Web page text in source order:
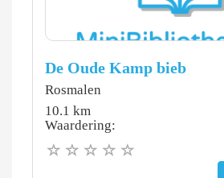
De Oude Kamp bieb
Rosmalen
10.1 km
Waardering: